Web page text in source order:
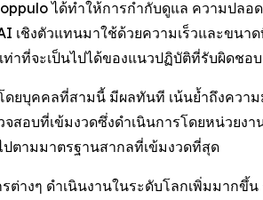
ได้ทำให้การกำกับดูแล ความปล
เชิงตัวแทนมาใช้ด้วยความเร็วและขน
ท่าที่จะเป็นไปได้ของแนวปฏิบัติที่รับผิดช
ดยบุคคลที่สามนี้ มีผลทันที เน้นย้ำถึงควา
จสอบที่เข้มงวดซึ่งดำเนินการโดยหน่วยง
ปตามมาตรฐานสากลที่เข้มงวดที่สุด
รต่างๆ ดำเนินงานในระดับโลกเพิ่มมาก